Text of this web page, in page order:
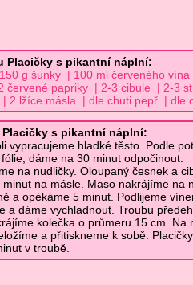
Placičky s pikantní náplní:
g šunky | 100 ml červeného
červené papriky | 2-3 cibule | 2-3
2 lžíce másla | dle chuti pepř | dle
s pikantní náplní:
vypracujeme hladké těsto. Podle
dáme na 30 minut odpočinout.
na nudličky. Oloupaný česnek a
na másle. Maso nakrájíme na
a opékáme 5 minut. Podlijeme
a dáme vychladnout. Troubu
kolečka o průmeru 15 cm. Na
a přitiskneme k sobě.
v troubě.